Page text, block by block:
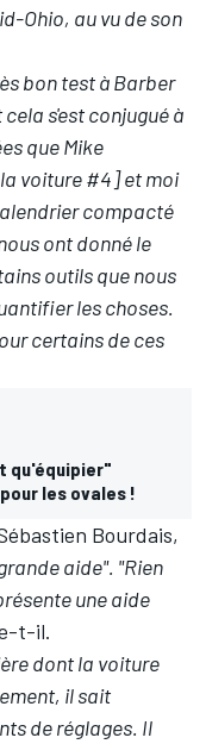
Ohio, au vu de son
bon test à Barber
s'est conjugué à
que Mike
voiture #4] et moi
compacté
ont donné le
outils que nous
les choses.
certains de ces
qu'équipier"
les ovales !
Bourdais,
aide". "Rien
une aide
t-il.
dont la voiture
il sait
de réglages. Il